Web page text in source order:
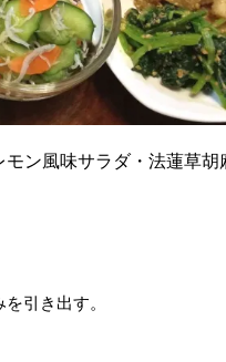
ン風味サラダ・法蓮草胡
引き出す。